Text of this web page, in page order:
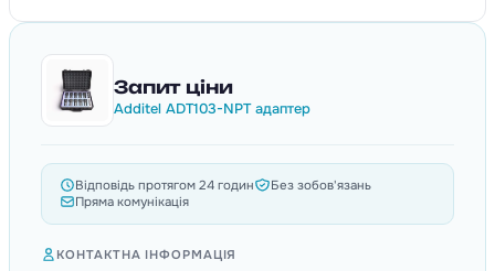
Запит ціни
Additel ADT103-NPT адаптер
Відповідь протягом 24 годин
Без зобов'язань
Пряма комунікація
КОНТАКТНА ІНФОРМАЦІЯ